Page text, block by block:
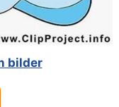
bilder